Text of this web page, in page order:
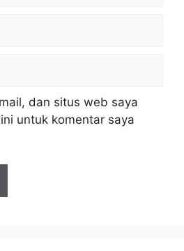
dan situs web saya
untuk komentar saya